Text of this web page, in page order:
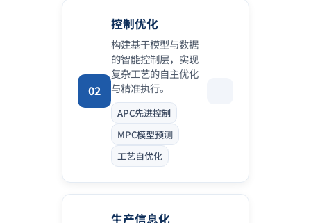
02
控制优化
构建基于模型与数据
的智能控制层，实现
复杂工艺的自主优化
与精准执行。
APC先进控制
MPC模型预测
工艺自优化
生产信息化